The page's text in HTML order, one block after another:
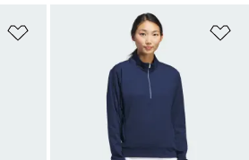
Zur Wunschliste hinzufügen